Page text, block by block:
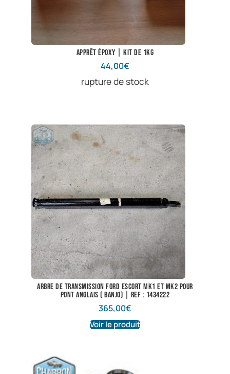
Apprêt époxy | Kit de 1kg
44,00€
rupture de stock
Arbre de transmission Ford Escort Mk1 et Mk2 pour
pont anglais ( banjo) | ref : 1434222
365,00€
Voir le produit